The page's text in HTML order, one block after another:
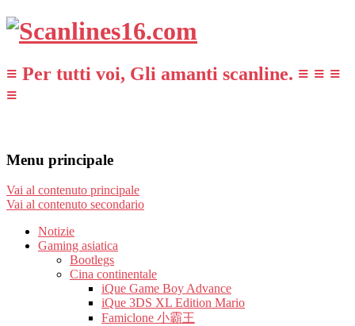
≡ Per tutti voi, Gli amanti scanline. ≡ ≡ ≡
≡
Menu principale
Vai al contenuto principale
Vai al contenuto secondario
Notizie
Gaming asiatica
Bootlegs
Cina continentale
iQue Game Boy Advance
iQue 3DS XL Edition Mario
Famiclone 小霸王